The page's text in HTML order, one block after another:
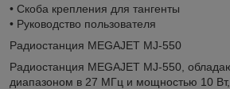
• Скоба крепления для тангенты
• Руководство пользователя
Радиостанция MEGAJET MJ-550
Радиостанция MEGAJET MJ-550,
диапазоном в 27 МГц и мощностью 10